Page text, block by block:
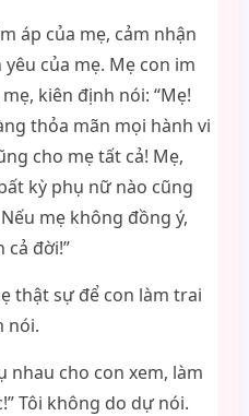
áp của mẹ, cảm nhận
của mẹ. Mẹ con im
kiên định nói: “Mẹ!
thỏa mãn mọi hành vi
cho mẹ tất cả! Mẹ,
kỳ phụ nữ nào cũng
mẹ không đồng ý,
cả đời!”
thật sự để con làm trai
nói.
nhau cho con xem, làm
Tôi không do dự nói.